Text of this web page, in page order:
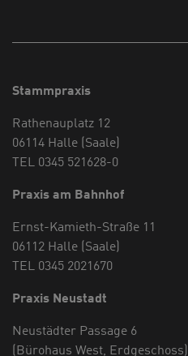
Stammpraxis
Rathenauplatz 12
06114 Halle (Saale)
TEL 0345 521628-0
Praxis am Bahnhof
Ernst-Kamieth-Straße 11
06112 Halle (Saale)
TEL 0345 2021670
Praxis Neustadt
Neustädter Passage 6
(Bürohaus West, Erdgeschoss)